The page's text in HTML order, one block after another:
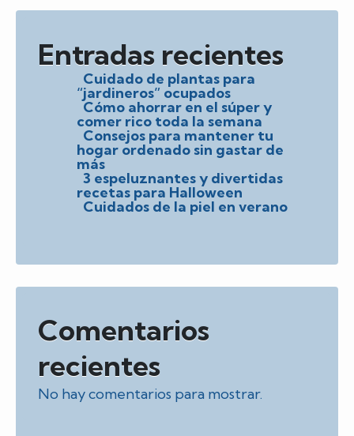
Entradas recientes
Cuidado de plantas para
“jardineros” ocupados
Cómo ahorrar en el súper y
comer rico toda la semana
Consejos para mantener tu
hogar ordenado sin gastar de
más
3 espeluznantes y divertidas
recetas para Halloween
Cuidados de la piel en verano
Comentarios
recientes
No hay comentarios para mostrar.